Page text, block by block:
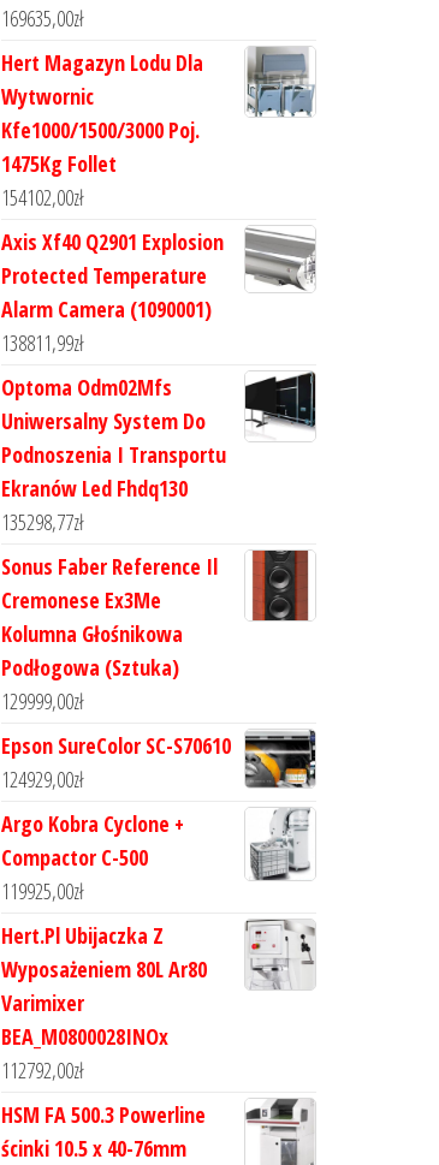
169635,00zł
Hert Magazyn Lodu Dla
Wytwornic
Kfe1000/1500/3000 Poj.
1475Kg Follet
154102,00zł
Axis Xf40 Q2901 Explosion
Protected Temperature
Alarm Camera (1090001)
138811,99zł
Optoma Odm02Mfs
Uniwersalny System Do
Podnoszenia I Transportu
Ekranów Led Fhdq130
135298,77zł
Sonus Faber Reference Il
Cremonese Ex3Me
Kolumna Głośnikowa
Podłogowa (Sztuka)
129999,00zł
Epson SureColor SC-S70610
124929,00zł
Argo Kobra Cyclone +
Compactor C-500
119925,00zł
Hert.Pl Ubijaczka Z
Wyposażeniem 80L Ar80
Varimixer
BEA_M0800028INOx
112792,00zł
HSM FA 500.3 Powerline
ścinki 10.5 x 40-76mm